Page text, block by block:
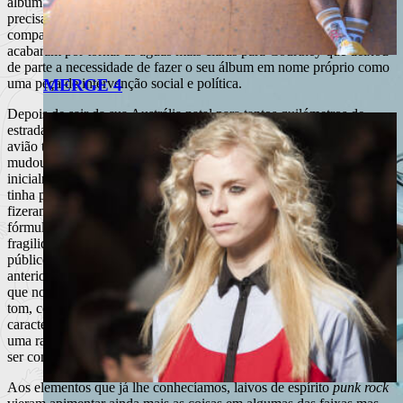
MERGE 4
precisamente esse trabalho, bem como a colaboração com a
companheira e também cantora Jen Cloher no seu álbum, que
acabaram por tornar as águas mais claras para Courtney que deixou
de parte a necessidade de fazer o seu álbum em nome próprio como
uma peça de intervenção social e política.
Depois de sair da sua Austrália natal para tantos quilómetros de
estrada, Courtney era outra, as horas de silêncio no carro ou no
avião tinham-na colocado frente a frente consigo mesma e o jogo
mudou. Contudo, se “Tell Me How you Really Feel” parece
inicialmente ter baixado o tom ou o entusiasmo com que Barnett nos
tinha presenteado no passado, é certo que as fórmulas que nos
fizeram apaixonar pela cantora continuam lá. Aquilo que atrai nessas
fórmulas é não serem fórmulas e a sinceridade de admitir
fragilidades e fraquezas que parecem autobiográficas puxam o
público para este trabalho com uma admiração ainda maior que
anteriormente. Dona de uma brilhante capacidade de escrever letras
que nos desarmam, juntam-se-lhe as guitarras que parecem fora de
tom, como antes, um pouco Sonic Youthnescas , o spoken wordtão
característico da cantora continua presente mas às vezes resvala para
uma raiva que não lhe conhecíamos – e sabe tão bem que até pode
ser considerado uma pena não irromper mais vezes.
Aos elementos que já lhe conhecíamos, laivos de espíritopunk rock